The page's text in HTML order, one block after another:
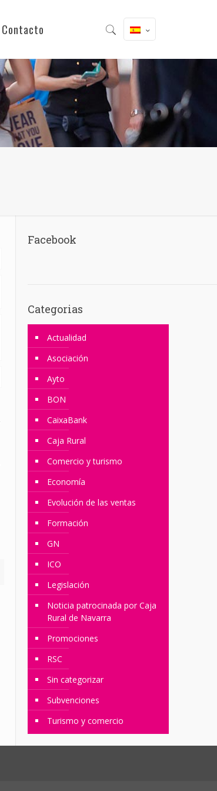
Contacto
Facebook
Categorias
Actualidad
Asociación
Ayto
BON
CaixaBank
Caja Rural
Comercio y turismo
Economía
Evolución de las ventas
Formación
GN
ICO
Legislación
Noticia patrocinada por Caja
Rural de Navarra
Promociones
RSC
Sin categorizar
Subvenciones
Turismo y comercio